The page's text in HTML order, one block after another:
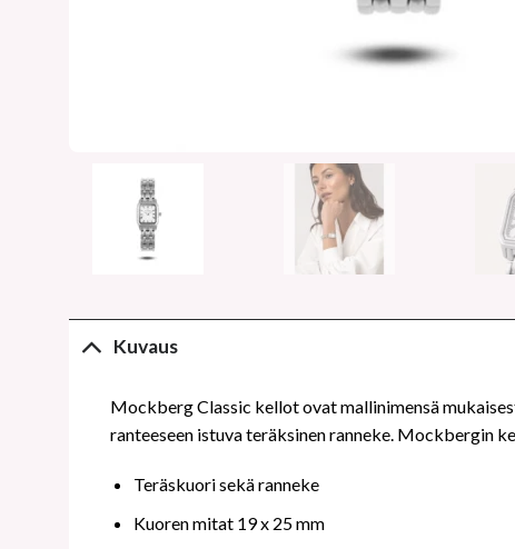
Kuvaus
Mockberg Classic kellot ovat mallinimensä
ranteeseen istuva teräksinen ranneke. Mockbergin
Teräskuori sekä ranneke
Kuoren mitat 19 x 25 mm